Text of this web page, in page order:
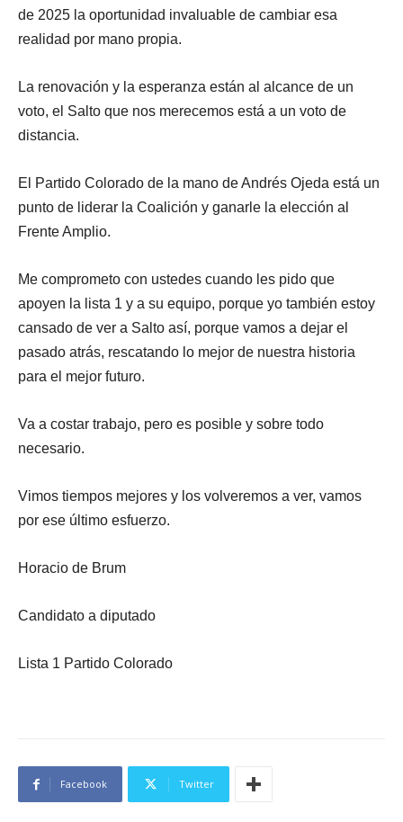
de 2025 la oportunidad invaluable de cambiar esa
realidad por mano propia.
La renovación y la esperanza están al alcance de un
voto, el Salto que nos merecemos está a un voto de
distancia.
El Partido Colorado de la mano de Andrés Ojeda está un
punto de liderar la Coalición y ganarle la elección al
Frente Amplio.
Me comprometo con ustedes cuando les pido que
apoyen la lista 1 y a su equipo, porque yo también estoy
cansado de ver a Salto así, porque vamos a dejar el
pasado atrás, rescatando lo mejor de nuestra historia
para el mejor futuro.
Va a costar trabajo, pero es posible y sobre todo
necesario.
Vimos tiempos mejores y los volveremos a ver, vamos
por ese último esfuerzo.
Horacio de Brum
Candidato a diputado
Lista 1 Partido Colorado
Facebook Twitter